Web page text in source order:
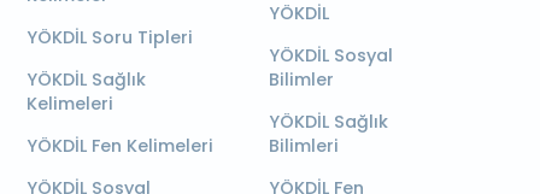
YÖKDİL Soru Tipleri
YÖKDİL Sağlık
Kelimeleri
YÖKDİL Fen Kelimeleri
YÖKDİL Sosyal
YÖKDİL
YÖKDİL Sosyal
Bilimler
YÖKDİL Sağlık
Bilimleri
YÖKDİL Fen